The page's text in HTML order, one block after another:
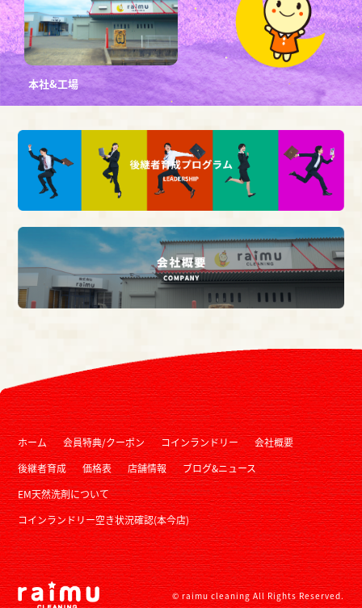
本社&工場
ホーム 会員特典/クーポン コインランドリー
会社概要
後継者育成
価格表 店舗情報
ブログ&ニュース
EM天然洗剤について
コインランドリー空き状況確認(本今店)
© raimu cleaning All Rights Reserved.